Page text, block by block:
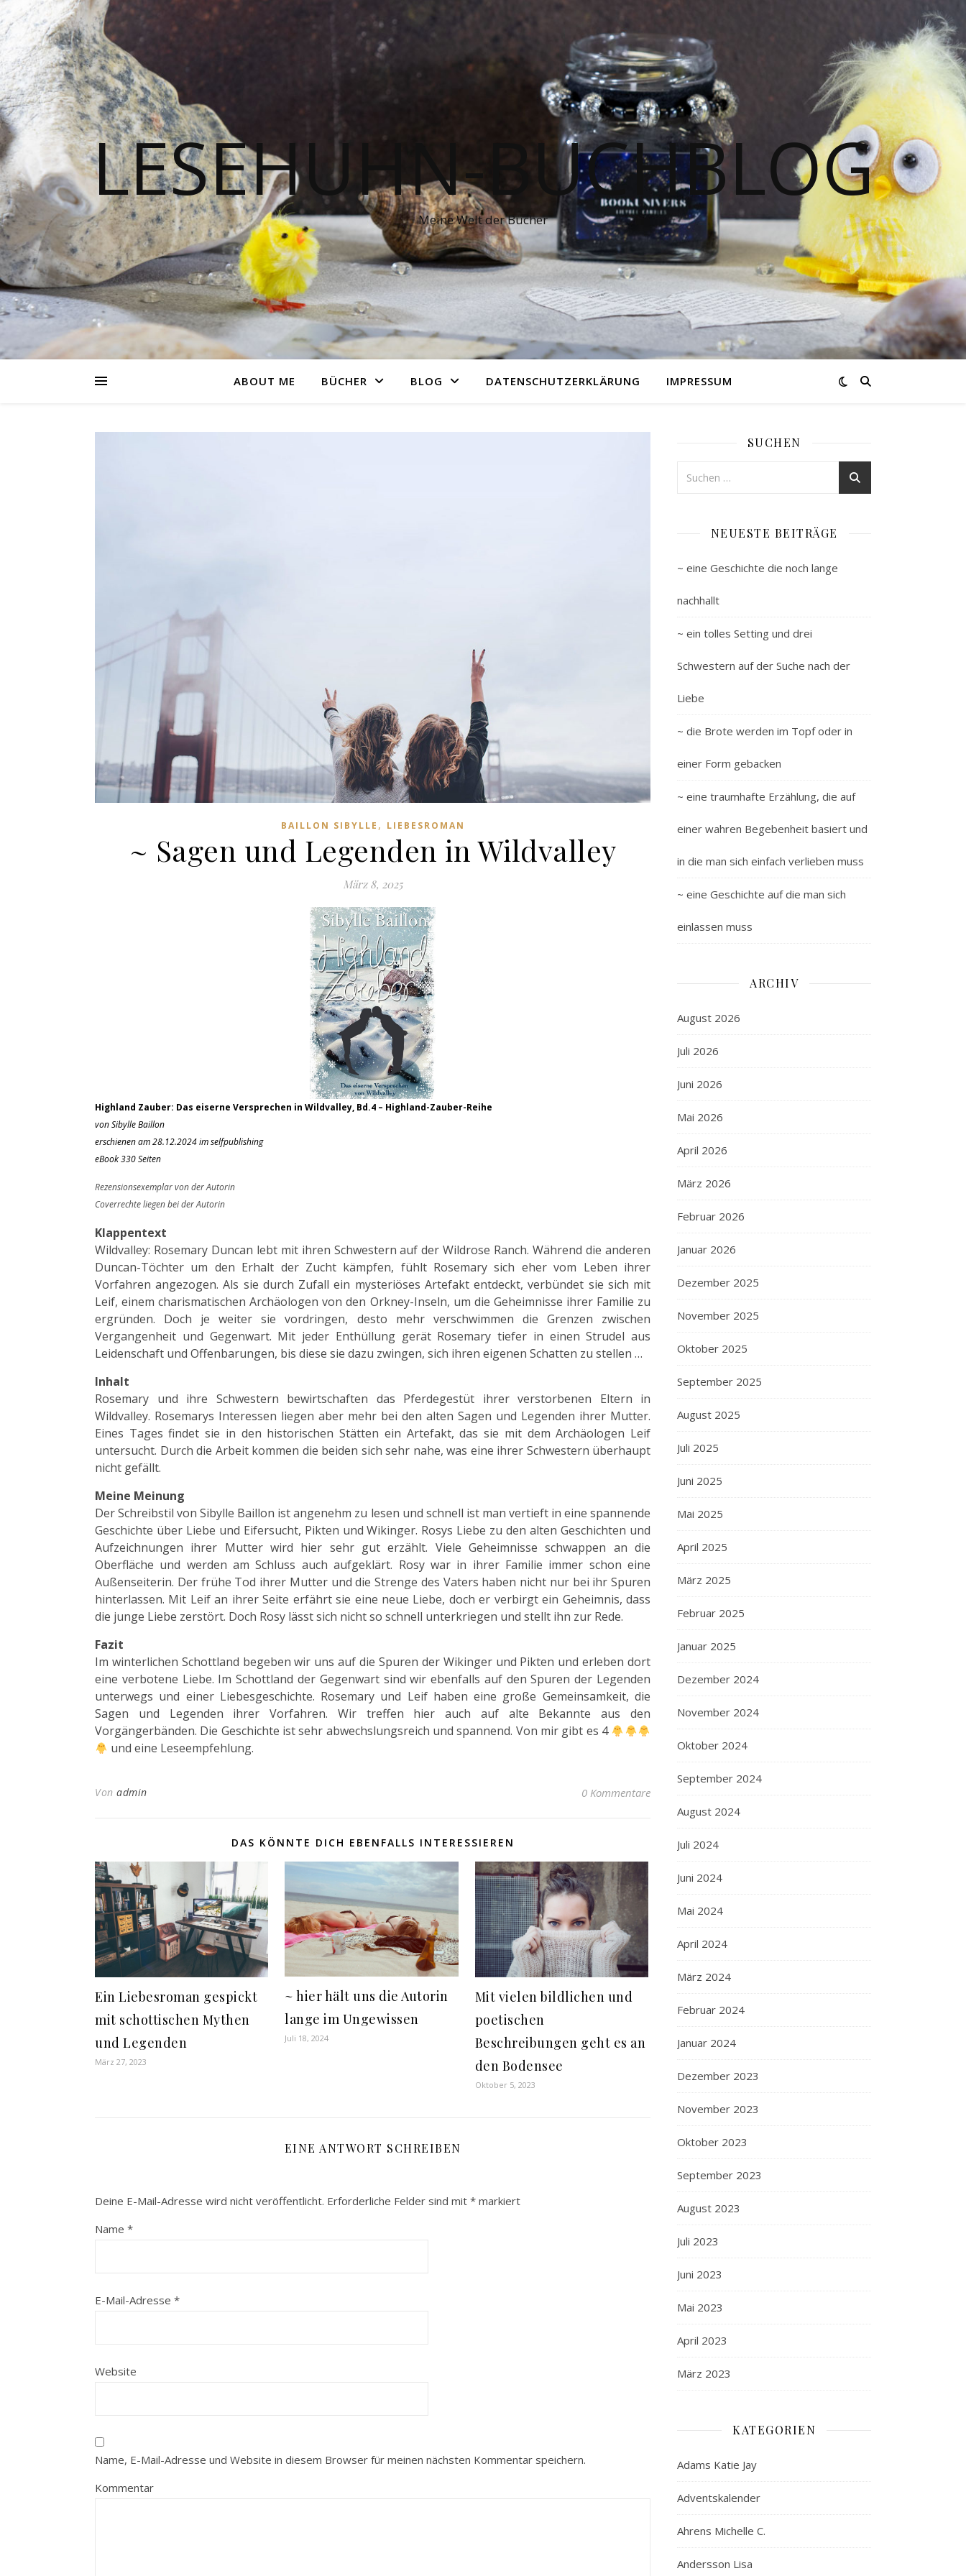
LESEHUHN-BUCHBLOG
Meine Welt der Bücher
ABOUT ME BÜCHER BLOG DATENSCHUTZERKLÄRUNG IMPRESSUM
BAILLON SIBYLLE , LIEBESROMAN
~ Sagen und Legenden in Wildvalley
März 8, 2025
Highland Zauber: Das eiserne Versprechen in Wildvalley, Bd.4 – Highland-Zauber-Reihe
von Sibylle Baillon
erschienen am 28.12.2024 im selfpublishing
eBook 330 Seiten
Rezensionsexemplar von der Autorin
Coverrechte liegen bei der Autorin
Klappentext
Wildvalley: Rosemary Duncan lebt mit ihren Schwestern auf der Wildrose Ranch. Während die anderen
Duncan-Töchter um den Erhalt der Zucht kämpfen, fühlt Rosemary sich eher vom Leben ihrer
Vorfahren angezogen. Als sie durch Zufall ein mysteriöses Artefakt entdeckt, verbündet sie sich mit
Leif, einem charismatischen Archäologen von den Orkney-Inseln, um die Geheimnisse ihrer Familie zu
ergründen. Doch je weiter sie vordringen, desto mehr verschwimmen die Grenzen zwischen
Vergangenheit und Gegenwart. Mit jeder Enthüllung gerät Rosemary tiefer in einen Strudel aus
Leidenschaft und Offenbarungen, bis diese sie dazu zwingen, sich ihren eigenen Schatten zu stellen …
Inhalt
Rosemary und ihre Schwestern bewirtschaften das Pferdegestüt ihrer verstorbenen Eltern in
Wildvalley. Rosemarys Interessen liegen aber mehr bei den alten Sagen und Legenden ihrer Mutter.
Eines Tages findet sie in den historischen Stätten ein Artefakt, das sie mit dem Archäologen Leif
untersucht. Durch die Arbeit kommen die beiden sich sehr nahe, was eine ihrer Schwestern überhaupt
nicht gefällt.
Meine Meinung
Der Schreibstil von Sibylle Baillon ist angenehm zu lesen und schnell ist man vertieft in eine spannende
Geschichte über Liebe und Eifersucht, Pikten und Wikinger. Rosys Liebe zu den alten Geschichten und
Aufzeichnungen ihrer Mutter wird hier sehr gut erzählt. Viele Geheimnisse schwappen an die
Oberfläche und werden am Schluss auch aufgeklärt. Rosy war in ihrer Familie immer schon eine
Außenseiterin. Der frühe Tod ihrer Mutter und die Strenge des Vaters haben nicht nur bei ihr Spuren
hinterlassen. Mit Leif an ihrer Seite erfährt sie eine neue Liebe, doch er verbirgt ein Geheimnis, dass
die junge Liebe zerstört. Doch Rosy lässt sich nicht so schnell unterkriegen und stellt ihn zur Rede.
Fazit
Im winterlichen Schottland begeben wir uns auf die Spuren der Wikinger und Pikten und erleben dort
eine verbotene Liebe. Im Schottland der Gegenwart sind wir ebenfalls auf den Spuren der Legenden
unterwegs und einer Liebesgeschichte. Rosemary und Leif haben eine große Gemeinsamkeit, die
Sagen und Legenden ihrer Vorfahren. Wir treffen hier auch auf alte Bekannte aus den
Vorgängerbänden. Die Geschichte ist sehr abwechslungsreich und spannend. Von mir gibt es 4
und eine Leseempfehlung.
Von admin 0 Kommentare
DAS KÖNNTE DICH EBENFALLS INTERESSIEREN
Ein Liebesroman gespickt
mit schottischen Mythen
und Legenden
März 27, 2023
~ hier hält uns die Autorin
lange im Ungewissen
Juli 18, 2024
Mit vielen bildlichen und
poetischen
Beschreibungen geht es an
den Bodensee
Oktober 5, 2023
EINE ANTWORT SCHREIBEN
Deine E-Mail-Adresse wird nicht veröffentlicht. Erforderliche Felder sind mit * markiert
Name *
E-Mail-Adresse *
Website
Name, E-Mail-Adresse und Website in diesem Browser für meinen nächsten Kommentar speichern.
Kommentar
SUCHEN
NEUESTE BEITRÄGE
~ eine Geschichte die noch lange
nachhallt
~ ein tolles Setting und drei
Schwestern auf der Suche nach der
Liebe
~ die Brote werden im Topf oder in
einer Form gebacken
~ eine traumhafte Erzählung, die auf
einer wahren Begebenheit basiert und
in die man sich einfach verlieben muss
~ eine Geschichte auf die man sich
einlassen muss
ARCHIV
August 2026
Juli 2026
Juni 2026
Mai 2026
April 2026
März 2026
Februar 2026
Januar 2026
Dezember 2025
November 2025
Oktober 2025
September 2025
August 2025
Juli 2025
Juni 2025
Mai 2025
April 2025
März 2025
Februar 2025
Januar 2025
Dezember 2024
November 2024
Oktober 2024
September 2024
August 2024
Juli 2024
Juni 2024
Mai 2024
April 2024
März 2024
Februar 2024
Januar 2024
Dezember 2023
November 2023
Oktober 2023
September 2023
August 2023
Juli 2023
Juni 2023
Mai 2023
April 2023
März 2023
KATEGORIEN
Adams Katie Jay
Adventskalender
Ahrens Michelle C.
Andersson Lisa